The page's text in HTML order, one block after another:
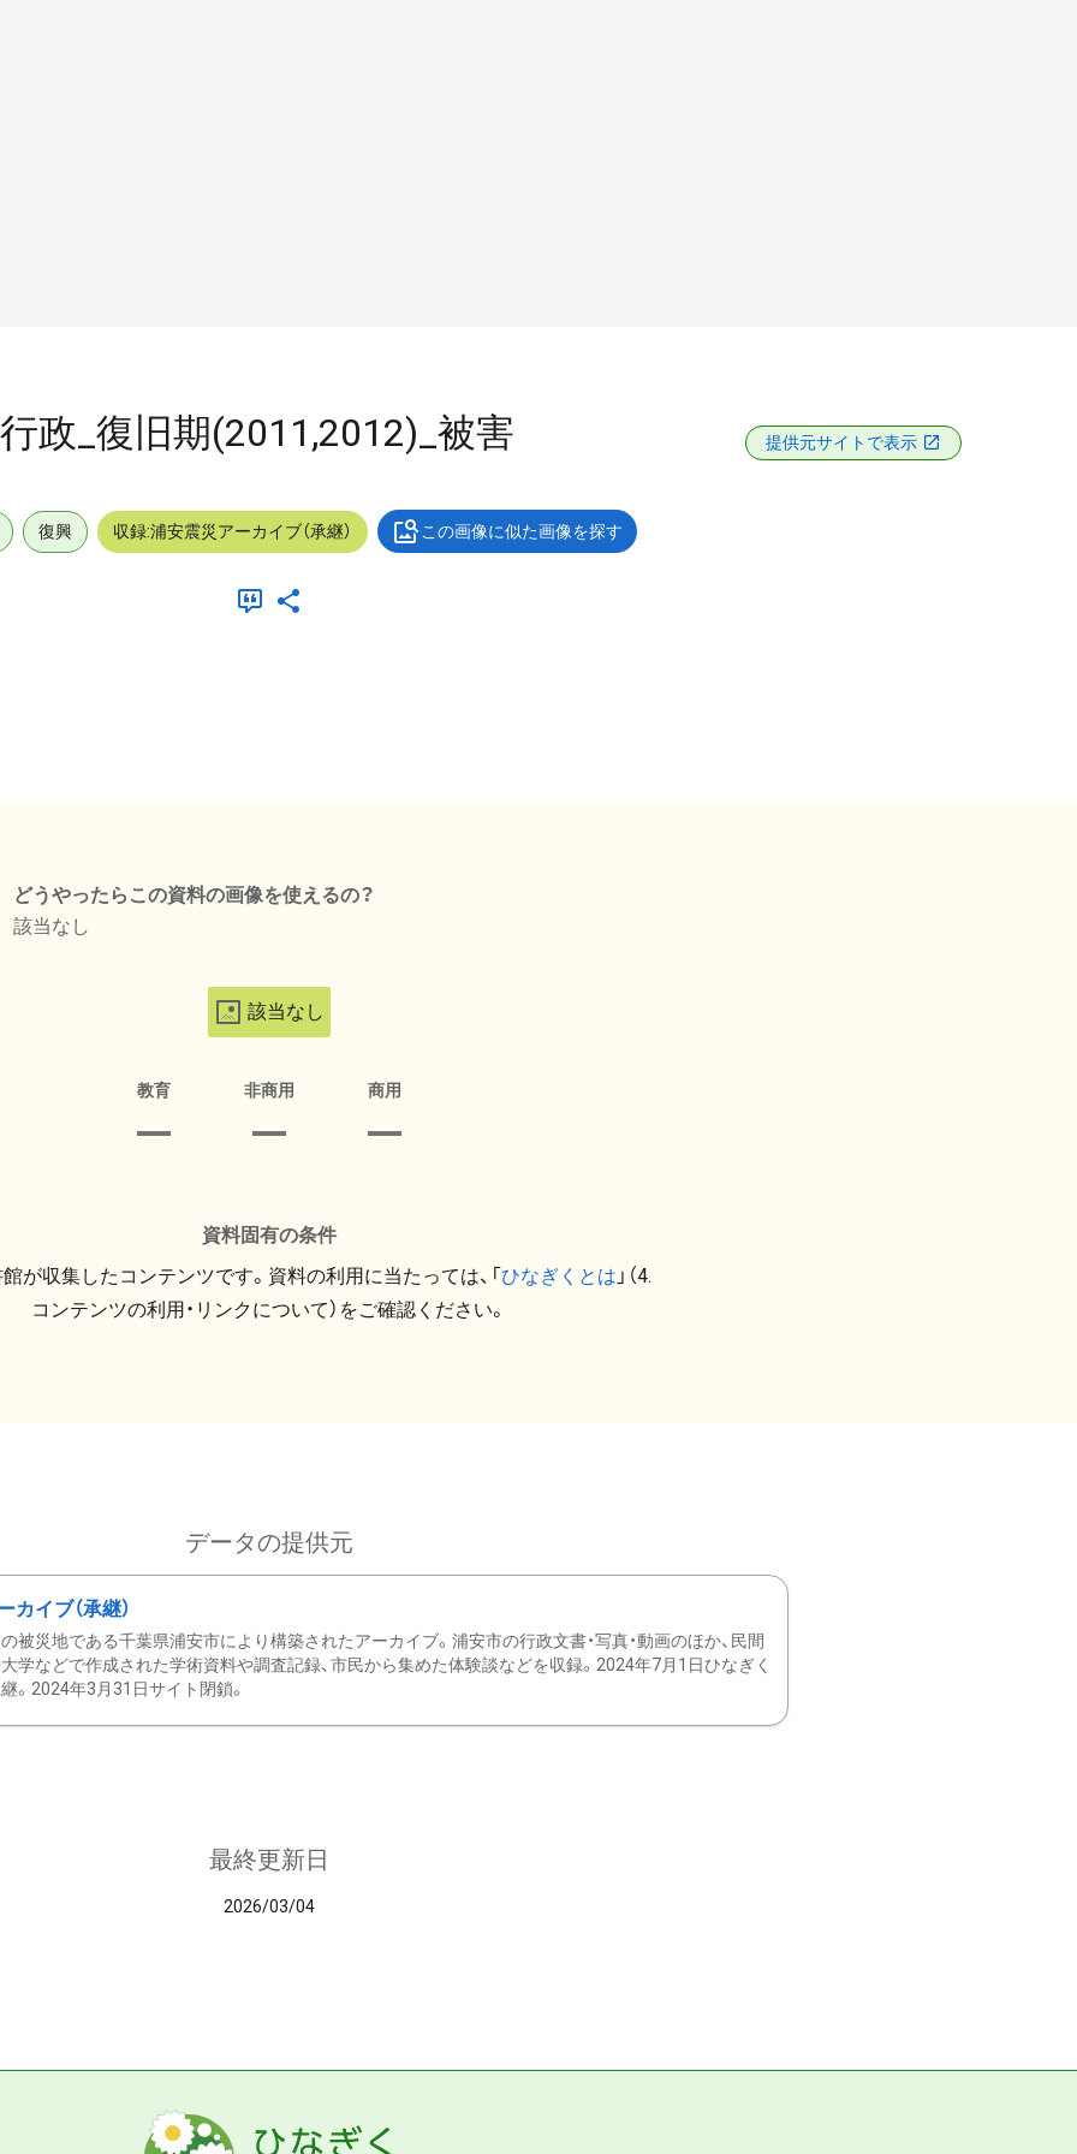
政_復旧期(2011,2012)_被害 提供元サイトで表示
復興 収録:浦安震災アーカイブ（承継） この画像に似た画像を探す
どうやったらこの資料の画像を使えるの？
該当なし
該当なし
教育 非商用 商用
資料固有の条件
が収集したコンテンツです。資料の利用に当たっては、「ひなぎくとは 」（4.
コンテンツの利用・リンクについて）をご確認ください。
データの提供元
イブ（承継）
被災地である千葉県浦安市により構築されたアーカイブ。浦安市の行政文書・写真・動画のほか、民間
学などで作成された学術資料や調査記録、市民から集めた体験談などを収録。2024年7月1日ひなぎく
。2024年3月31日サイト閉鎖。
最終更新日
2026/03/04